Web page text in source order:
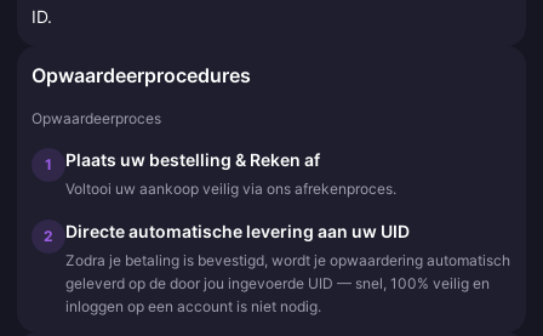
ID.
Opwaardeerprocedures
Opwaardeerproces
1 Plaats uw bestelling & Reken af
Voltooi uw aankoop veilig via ons afrekenproces.
2 Directe automatische levering aan uw UID
Zodra je betaling is bevestigd, wordt je opwaardering automatisch
geleverd op de door jou ingevoerde UID — snel, 100% veilig en
inloggen op een account is niet nodig.